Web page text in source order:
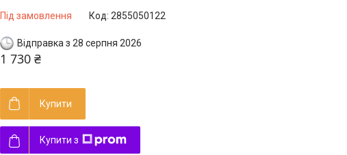
Під замовлення Код: 2855050122
Відправка з 28 серпня 2026
1 730 ₴
Купити
Купити з